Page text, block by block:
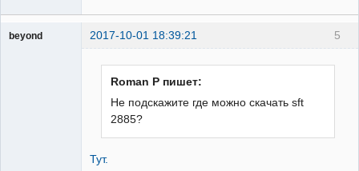
5
beyond 2017-10-01 18:39:21
Roman P пишет:
Не подскажите где можно скачать sft
2885?
Тут.